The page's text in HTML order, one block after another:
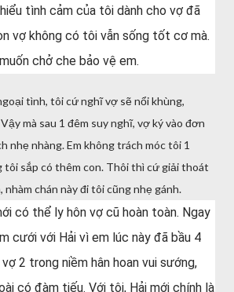
tình cảm của tôi dành cho vợ đã
vợ không có tôi vẫn sống tốt cơ mà.
chở che bảo vệ em.
tình, tôi cứ nghĩ vợ sẽ nổi khùng,
mà sau 1 đêm suy nghĩ, vợ ký vào đơn
nhẹ nhàng. Em không trách móc tôi 1
tôi sắp có thêm con. Thôi thì cứ giải thoát
nhàm chán này đi tôi cũng nhẹ gánh.
có thể ly hôn vợ cũ hoàn toàn. Ngay
cưới với Hải vì em lúc này đã bầu 4
2 trong niềm hân hoan vui sướng,
có đàm tiếu. Với tôi, Hải mới chính là